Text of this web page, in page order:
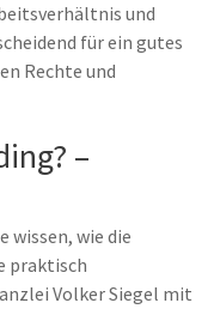
und
für ein gutes
Rechte und
–
wissen, wie die
praktisch
Volker Siegel mit